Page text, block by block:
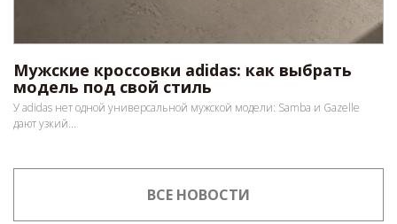
Мужские кроссовки adidas: как выбрать
модель под свой стиль
У adidas нет одной универсальной мужской модели: Samba и Gazelle
дают узкий...
ВСЕ НОВОСТИ